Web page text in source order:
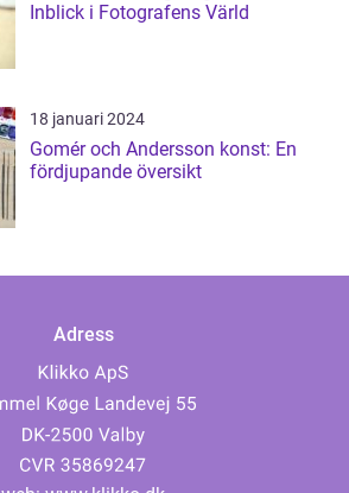
Inblick i Fotografens Värld
18 januari 2024
Gomér och Andersson konst: En
fördjupande översikt
Adress